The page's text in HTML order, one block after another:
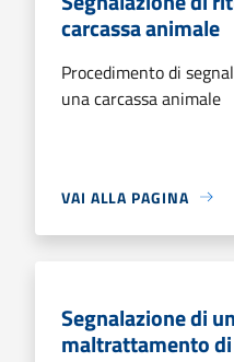
carcassa animale
Procedimento di
una carcassa animale
VAI ALLA PAGINA
Segnalazione di
maltrattamento